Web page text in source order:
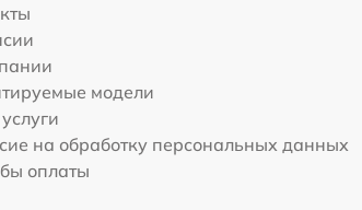
модели
на обработку персональных данных
оплаты